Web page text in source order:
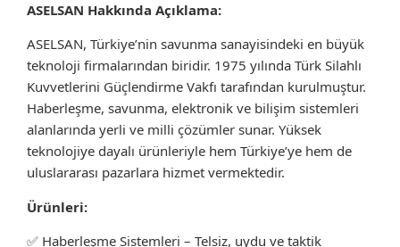
ASELSAN Hakkında Açıklama:
ASELSAN, Türkiye’nin savunma sanayisindeki en büyük
teknoloji firmalarından biridir. 1975 yılında Türk Silahlı
Kuvvetlerini Güçlendirme Vakfı tarafından kurulmuştur.
Haberleşme, savunma, elektronik ve bilişim sistemleri
alanlarında yerli ve milli çözümler sunar. Yüksek
teknolojiye dayalı ürünleriyle hem Türkiye’ye hem de
uluslararası pazarlara hizmet vermektedir.
Ürünleri:
✅ Haberleşme Sistemleri – Telsiz, uydu ve taktik